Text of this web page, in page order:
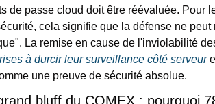
de passe cloud doit être réévaluée. Pour
cela signifie que la défense ne peut
La remise en cause de l'inviolabilité
à durcir leur surveillance côté serveur
une preuve de sécurité absolue.
bluff du COMEX : pourquoi